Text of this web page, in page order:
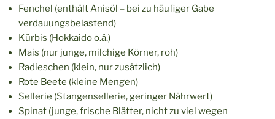
Fenchel (enthält Anisöl – bei zu häufiger Gabe
verdauungsbelastend)
Kürbis (Hokkaido o.ä.)
Mais (nur junge, milchige Körner, roh)
Radieschen (klein, nur zusätzlich)
Rote Beete (kleine Mengen)
Sellerie (Stangensellerie, geringer Nährwert)
Spinat (junge, frische Blätter, nicht zu viel wegen